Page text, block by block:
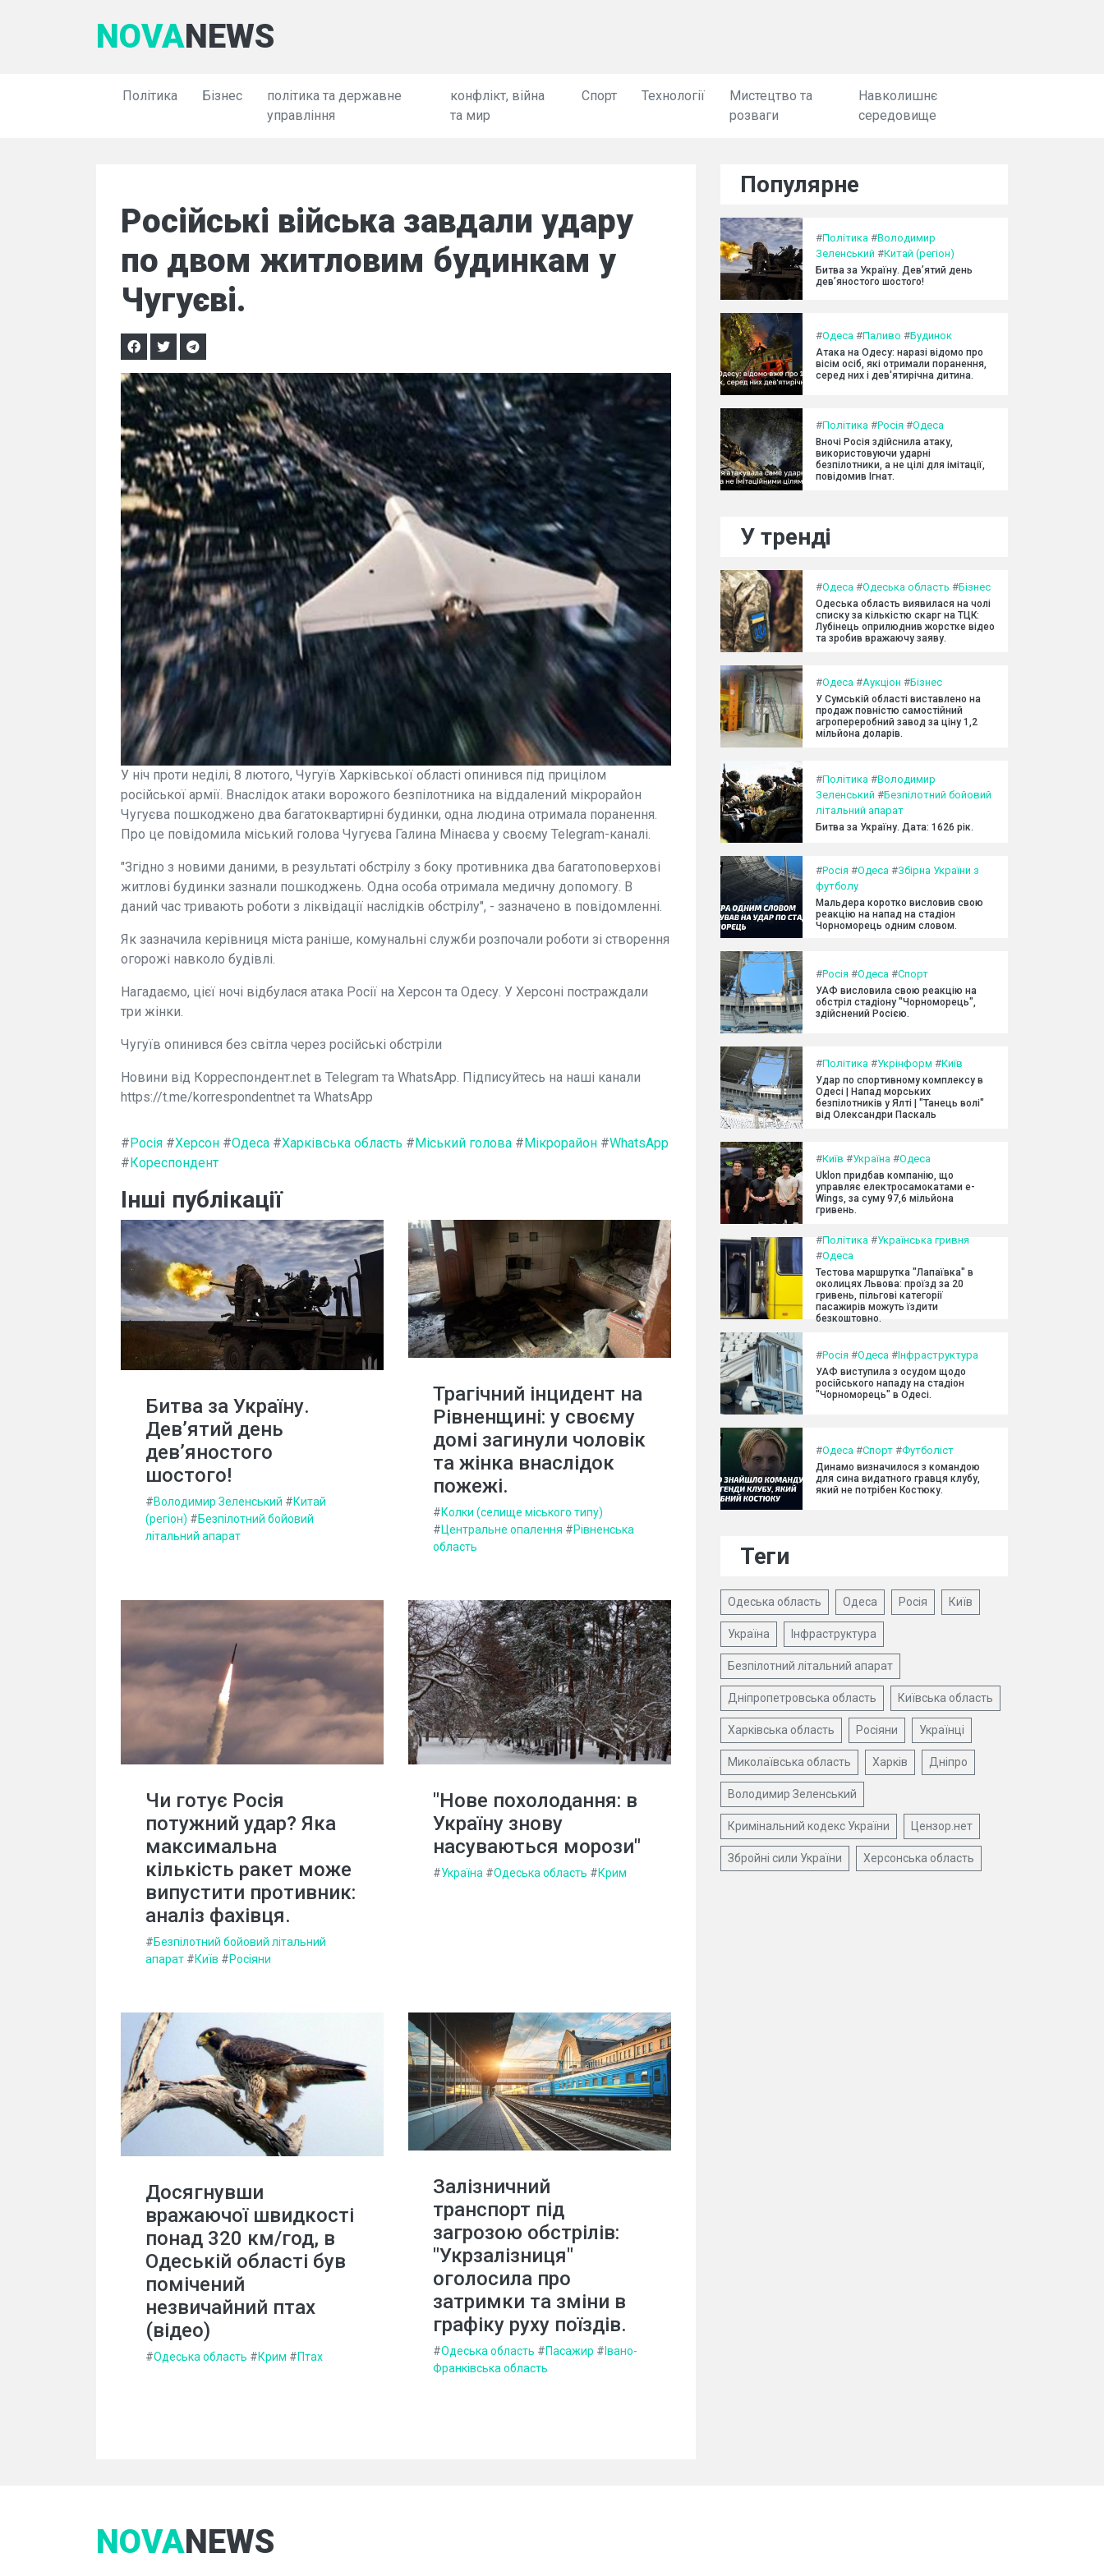
NOVANEWS
Політика Бізнес
політика та державне
управління
конфлікт, війна
та мир
Спорт Технології
Мистецтво та
розваги
Навколишнє
середовище
Російські війська завдали удару
по двом житловим будинкам у
Чугуєві.
У ніч проти неділі, 8 лютого, Чугуїв Харківської області опинився під прицілом
російської армії. Внаслідок атаки ворожого безпілотника на віддалений мікрорайон
Чугуєва пошкоджено два багатоквартирні будинки, одна людина отримала поранення.
Про це повідомила міський голова Чугуєва Галина Мінаєва у своєму Telegram-каналі.
"Згідно з новими даними, в результаті обстрілу з боку противника два багатоповерхові
житлові будинки зазнали пошкоджень. Одна особа отримала медичну допомогу. В
даний час тривають роботи з ліквідації наслідків обстрілу", - зазначено в повідомленні.
Як зазначила керівниця міста раніше, комунальні служби розпочали роботи зі створення
огорожі навколо будівлі.
Нагадаємо, цієї ночі відбулася атака Росії на Херсон та Одесу. У Херсоні постраждали
три жінки.
Чугуїв опинився без світла через російські обстріли
Новини від Корреспондент.net в Telegram та WhatsApp. Підписуйтесь на наші канали
https://t.me/korrespondentnet та WhatsApp
# Росія #Херсон #Одеса #Харківська область # Міський голова # Мікрорайон #WhatsApp
# Кореспондент
Інші публікації
Битва за Україну.
Дев’ятий день
дев’яностого
шостого!
#Володимир Зеленський #Китай
(регіон) #Безпілотний бойовий
літальний апарат
Трагічний інцидент на
Рівненщині: у своєму
домі загинули чоловік
та жінка внаслідок
пожежі.
#Колки (селище міського типу)
#Центральне опалення #Рівненська
область
Чи готує Росія
потужний удар? Яка
максимальна
кількість ракет може
випустити противник:
аналіз фахівця.
#Безпілотний бойовий літальний
апарат #Київ #Росіяни
"Нове похолодання: в
Україну знову
насуваються морози"
#Україна #Одеська область #Крим
Досягнувши
вражаючої швидкості
понад 320 км/год, в
Одеській області був
помічений
незвичайний птах
(відео)
#Одеська область #Крим #Птах
Залізничний
транспорт під
загрозою обстрілів:
"Укрзалізниця"
оголосила про
затримки та зміни в
графіку руху поїздів.
#Одеська область #Пасажир # Івано-
Франківська область
Популярне
#Політика #Володимир
Зеленський #Китай (регіон)
Битва за Україну. Дев’ятий день
дев’яностого шостого!
#Одеса #Паливо #Будинок
Атака на Одесу: наразі відомо про
вісім осіб, які отримали поранення,
серед них і дев'ятирічна дитина.
#Політика #Росія #Одеса
Вночі Росія здійснила атаку,
використовуючи ударні
безпілотники, а не цілі для імітації,
повідомив Ігнат.
У тренді
#Одеса #Одеська область #Бізнес
Одеська область виявилася на чолі
списку за кількістю скарг на ТЦК:
Лубінець оприлюднив жорстке відео
та зробив вражаючу заяву.
#Одеса #Аукціон #Бізнес
У Сумській області виставлено на
продаж повністю самостійний
агропереробний завод за ціну 1,2
мільйона доларів.
#Політика #Володимир
Зеленський #Безпілотний бойовий
літальний апарат
Битва за Україну. Дата: 1626 рік.
#Росія #Одеса #Збірна України з
футболу
Мальдера коротко висловив свою
реакцію на напад на стадіон
Чорноморець одним словом.
#Росія #Одеса #Спорт
УАФ висловила свою реакцію на
обстріл стадіону "Чорноморець",
здійснений Росією.
#Політика #Укрінформ #Київ
Удар по спортивному комплексу в
Одесі | Напад морських
безпілотників у Ялті | "Танець волі"
від Олександри Паскаль
#Київ #Україна #Одеса
Uklon придбав компанію, що
управляє електросамокатами e-
Wings, за суму 97,6 мільйона
гривень.
#Політика #Українська гривня
#Одеса
Тестова маршрутка "Лапаївка" в
околицях Львова: проїзд за 20
гривень, пільгові категорії
пасажирів можуть їздити
безкоштовно.
#Росія #Одеса #Інфраструктура
УАФ виступила з осудом щодо
російського нападу на стадіон
"Чорноморець" в Одесі.
#Одеса #Спорт #Футболіст
Динамо визначилося з командою
для сина видатного гравця клубу,
який не потрібен Костюку.
Теги
Одеська область Одеса Росія Київ
Україна Інфраструктура
Безпілотний літальний апарат
Дніпропетровська область Київська область
Харківська область Росіяни Українці
Миколаївська область Харків Дніпро
Володимир Зеленський
Кримінальний кодекс України Цензор.нет
Збройні сили України Херсонська область
NOVANEWS